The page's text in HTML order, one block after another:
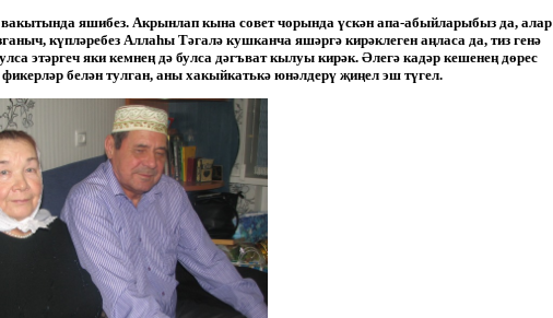
вакытында яшибез. Акрынлап кына совет чорында үскән апа-абыйларыбыз да, алар
күпләребез Аллаһы Тәгалә кушканча яшәргә кирәклеген аңласа да, тиз генә
этәргеч яки кемнең дә булса дәгъват кылуы кирәк. Әлегә кадәр кешенең дөрес
белән тулган, аны хакыйкатькә юнәлдерү җиңел эш түгел.